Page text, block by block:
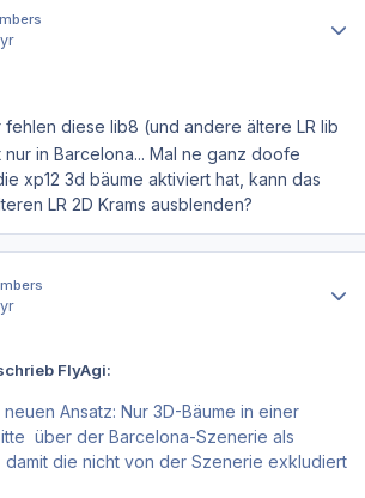
fehlen diese lib8 (und andere ältere LR lib
in Barcelona... Mal ne ganz doofe
xp12 3d bäume aktiviert hat, kann das
LR 2D Krams ausblenden?
FlyAgi:
Ansatz: Nur 3D-Bäume in einer
über der Barcelona-Szenerie als
die nicht von der Szenerie exkludiert